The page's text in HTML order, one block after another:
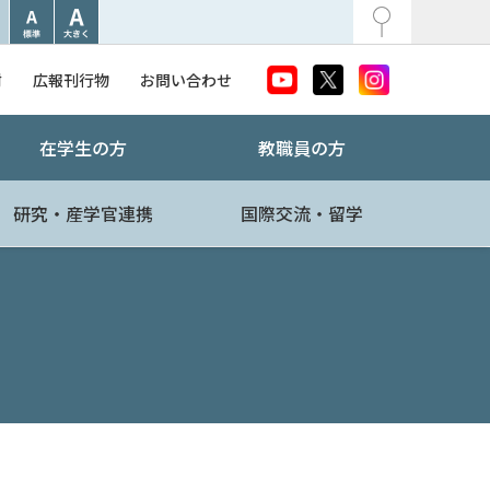
広報刊行物 お問い合わせ
在学生の方 教職員の方
研究・産学官連携 国際交流・留学